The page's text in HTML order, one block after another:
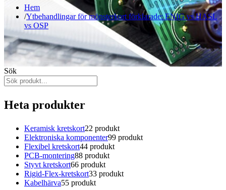
Hem
Ytbehandlingar för mönsterkort förklarade: ENIG vs HASL
vs OSP
Sök
Heta produkter
Keramisk kretskort22 produkt
Elektroniska komponenter99 produkt
Flexibel kretskort44 produkt
PCB-montering88 produkt
Styvt kretskort66 produkt
Rigid-Flex-kretskort33 produkt
Kabelhärva55 produkt